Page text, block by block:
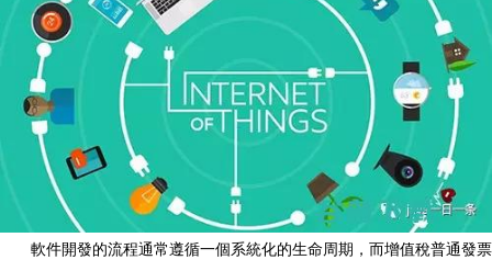
軟件開發的流程通常遵循一個系統化的生命周期，而增值稅普通發票